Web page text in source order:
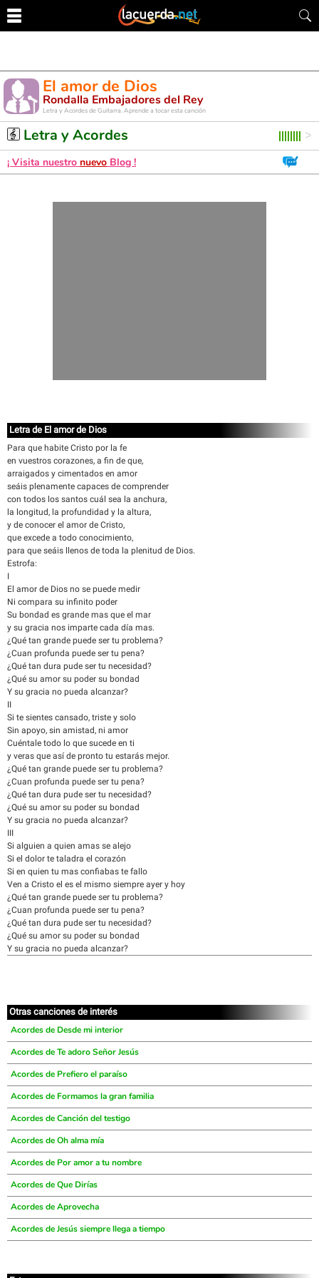
El amor de Dios
Rondalla Embajadores del Rey
Letra y Acordes de Guitarra. Aprende a tocar esta canción
Letra y Acordes
¡ Visita nuestro nuevo Blog !
Letra de El amor de Dios
Para que habite Cristo por la fe
en vuestros corazones, a fin de que,
arraigados y cimentados en amor
seáis plenamente capaces de comprender
con todos los santos cuál sea la anchura,
la longitud, la profundidad y la altura,
y de conocer el amor de Cristo,
que excede a todo conocimiento,
para que seáis llenos de toda la plenitud de Dios.
Estrofa:
I
El amor de Dios no se puede medir
Ni compara su infinito poder
Su bondad es grande mas que el mar
y su gracia nos imparte cada día mas.
¿Qué tan grande puede ser tu problema?
¿Cuan profunda puede ser tu pena?
¿Qué tan dura pude ser tu necesidad?
¿Qué su amor su poder su bondad
Y su gracia no pueda alcanzar?
II
Si te sientes cansado, triste y solo
Sin apoyo, sin amistad, ni amor
Cuéntale todo lo que sucede en ti
y veras que así de pronto tu estarás mejor.
¿Qué tan grande puede ser tu problema?
¿Cuan profunda puede ser tu pena?
¿Qué tan dura pude ser tu necesidad?
¿Qué su amor su poder su bondad
Y su gracia no pueda alcanzar?
III
Si alguien a quien amas se alejo
Si el dolor te taladra el corazón
Si en quien tu mas confiabas te fallo
Ven a Cristo el es el mismo siempre ayer y hoy
¿Qué tan grande puede ser tu problema?
¿Cuan profunda puede ser tu pena?
¿Qué tan dura pude ser tu necesidad?
¿Qué su amor su poder su bondad
Y su gracia no pueda alcanzar?
Otras canciones de interés
Acordes de Desde mi interior
Acordes de Te adoro Señor Jesús
Acordes de Prefiero el paraíso
Acordes de Formamos la gran familia
Acordes de Canción del testigo
Acordes de Oh alma mía
Acordes de Por amor a tu nombre
Acordes de Que Dirías
Acordes de Aprovecha
Acordes de Jesús siempre llega a tiempo